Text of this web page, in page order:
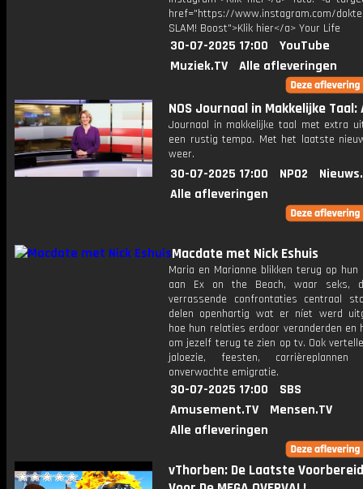
href="https://www.instagram.com/
SLAM! Boost">Klik hier</a> Your Life
30-07-2025 17:00
YouTube
Muziek.TV
Alle afleveringen
NOS Journaal in Makkelijke Taal:
Journaal in makkelijke taal met extra
een rustig tempo. Met het laatste
weer.
30-07-2025 17:00 NPO2
Alle afleveringen
Macdate met Nick Eshuis
Maria en Marianne blikken terug op hun
aan Ex on the Beach, waar seks,
verrassende confrontaties centraal
delen openhartig wat er níet werd
hoe hun relaties erdoor veranderden en
om jezelf terug te zien op tv. Ook
jaloezie, feesten,
onverwachte emigratie.
30-07-2025 17:00
SBS
Amusement.TV
Mensen.TV
Alle afleveringen
vThorben: De Laatste